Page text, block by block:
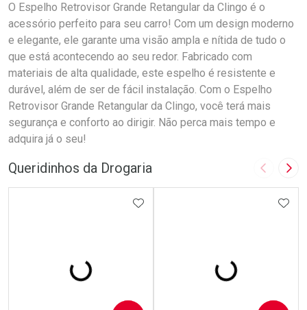
O Espelho Retrovisor Grande Retangular da Clingo é o
acessório perfeito para seu carro! Com um design moderno
e elegante, ele garante uma visão ampla e nítida de tudo o
que está acontecendo ao seu redor. Fabricado com
materiais de alta qualidade, este espelho é resistente e
durável, além de ser de fácil instalação. Com o Espelho
Retrovisor Grande Retangular da Clingo, você terá mais
segurança e conforto ao dirigir. Não perca mais tempo e
adquira já o seu!
Queridinhos da Drogaria Imagem
ADICIONAR AOS FAVORITOS